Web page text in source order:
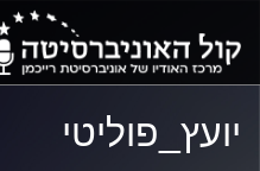
התפריט
הראשי
התוכן
הראשי
יועץ_פוליטי